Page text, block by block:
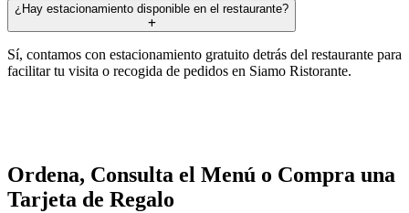
¿Hay estacionamiento disponible en el restaurante?
Sí, contamos con estacionamiento gratuito detrás del restaurante para
facilitar tu visita o recogida de pedidos en Siamo Ristorante.
Ordena, Consulta el Menú o Compra una
Tarjeta de Regalo